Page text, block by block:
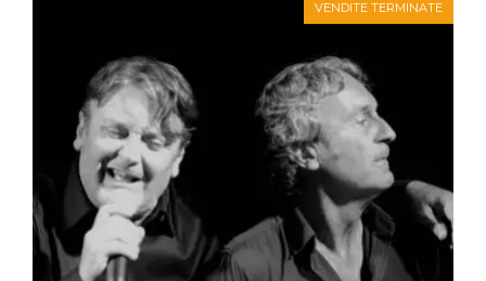
VENDITE TERMINATE